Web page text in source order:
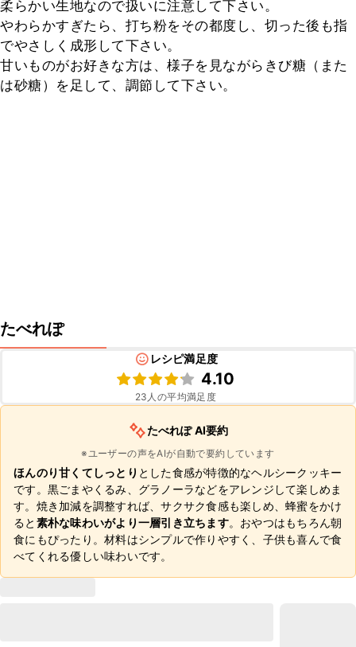
柔らかい生地なので扱いに注意して下さい。
やわらかすぎたら、打ち粉をその都度し、切った後も指
でやさしく成形して下さい。
甘いものがお好きな方は、様子を見ながらきび糖（また
は砂糖）を足して、調節して下さい。
たべれぽ
レシピ満足度
4.10
23 人の平均満足度
たべれぽ AI要約
※ユーザーの声をAIが自動で要約しています
ほんのり甘くてしっとり とした食感が特徴的なヘルシークッキー
です。黒ごまやくるみ、グラノーラなどをアレンジして楽しめま
す。焼き加減を調整すれば、サクサク食感も楽しめ、蜂蜜をかけ
ると 素朴な味わいがより一層引き立ちます。おやつはもちろん朝
食にもぴったり。材料はシンプルで作りやすく、子供も喜んで食
べてくれる優しい味わいです。